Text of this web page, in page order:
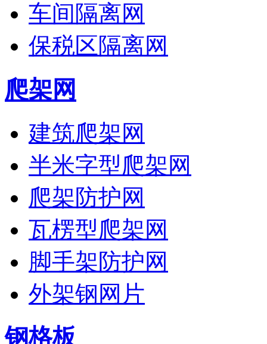
车间隔离网
保税区隔离网
爬架网
建筑爬架网
半米字型爬架网
爬架防护网
瓦楞型爬架网
脚手架防护网
外架钢网片
钢格板